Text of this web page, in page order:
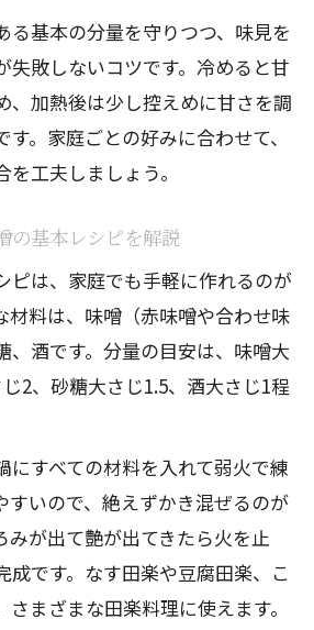
る基本の分量を守りつつ、味見を
失敗しないコツです。冷めると甘
、加熱後は少し控えめに甘さを調
。家庭ごとの好みに合わせて、
工夫しましょう。
の基本レシピを解説
ピは、家庭でも手軽に作れるのが
材料は、味噌（赤味噌や合わせ味
、酒です。分量の目安は、味噌大
2、砂糖大さじ1.5、酒大さじ1程
にすべての材料を入れて弱火で練
すいので、絶えずかき混ぜるのが
みが出て艶が出てきたら火を止
成です。なす田楽や豆腐田楽、こ
まざまな田楽料理に使えます。